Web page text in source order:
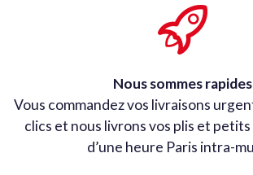
Nous sommes rapides
Vous commandez vos livraisons
clics et nous livrons vos plis et petits
d’une heure Paris intra-